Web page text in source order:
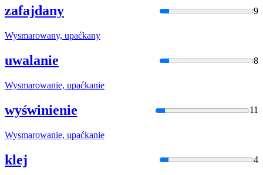
zafajdany 9
Wysmarowany, upaćkany
uwalanie 8
Wysmarowanie, upaćkanie
wyświnienie 11
Wysmarowanie, upaćkanie
klej 4